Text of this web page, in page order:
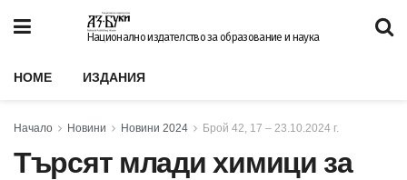
Национално издателство за образование и наука
HOME ИЗДАНИЯ
Начало Новини Новини 2024 Брой 42, 17 – 23.10.2024 г.
Търсят млади химици за